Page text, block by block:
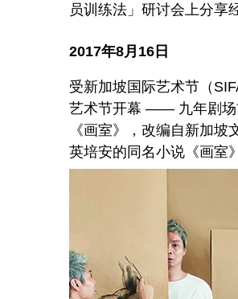
员训练法」研讨会上分享
2017年8月16日
受新加坡国际艺术节（
艺术节开幕 —— 九年剧场
《画室》，改编自新加坡
英培安的同名小说《画室》